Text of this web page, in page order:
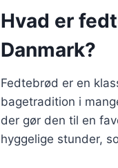
Hvad er
Danmark?
Fedtebrød er en
bagetradition i
der gør den til en
hyggelige stunder,